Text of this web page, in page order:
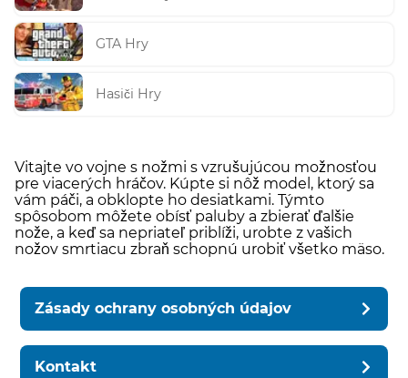
GTA Hry
Hasiči Hry
Vitajte vo vojne s nožmi s vzrušujúcou možnosťou
pre viacerých hráčov. Kúpte si nôž model, ktorý sa
vám páči, a obklopte ho desiatkami. Týmto
spôsobom môžete obísť paluby a zbierať ďalšie
nože, a keď sa nepriateľ priblíži, urobte z vašich
nožov smrtiacu zbraň schopnú urobiť všetko mäso.
Zásady ochrany osobných údajov
Kontakt